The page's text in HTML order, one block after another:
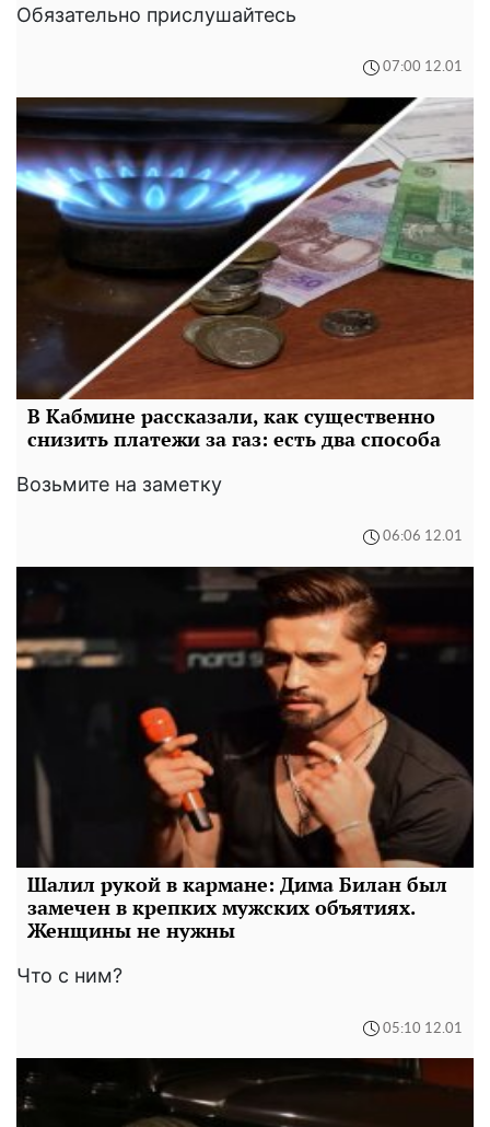
Обязательно прислушайтесь
07:00 12.01
В Кабмине рассказали, как существенно
снизить платежи за газ: есть два способа
Возьмите на заметку
06:06 12.01
Шалил рукой в кармане: Дима Билан был
замечен в крепких мужских объятиях.
Женщины не нужны
Что с ним?
05:10 12.01